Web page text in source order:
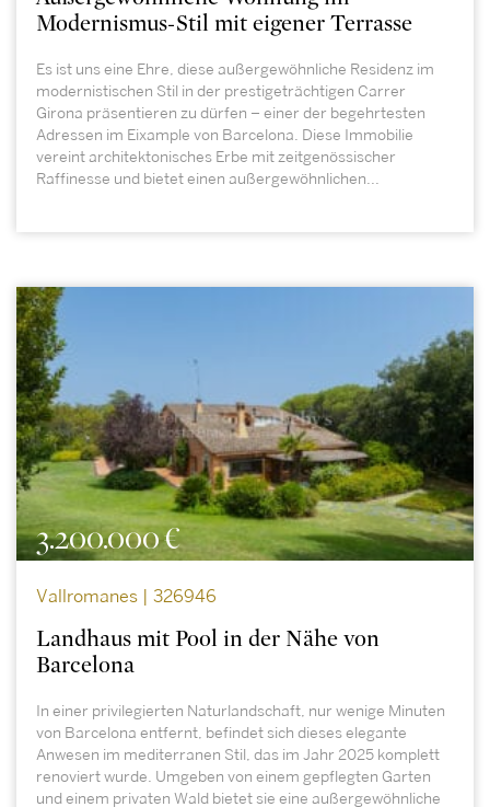
Modernismus-Stil mit eigener Terrasse
Es ist uns eine Ehre, diese außergewöhnliche Residenz im
modernistischen Stil in der prestigeträchtigen Carrer
Girona präsentieren zu dürfen – einer der begehrtesten
Adressen im Eixample von Barcelona. Diese Immobilie
vereint architektonisches Erbe mit zeitgenössischer
Raffinesse und bietet einen außergewöhnlichen...
3.200.000 €
Vallromanes | 326946
Landhaus mit Pool in der Nähe von
Barcelona
In einer privilegierten Naturlandschaft, nur wenige Minuten
von Barcelona entfernt, befindet sich dieses elegante
Anwesen im mediterranen Stil, das im Jahr 2025 komplett
renoviert wurde. Umgeben von einem gepflegten Garten
und einem privaten Wald bietet sie eine außergewöhnliche